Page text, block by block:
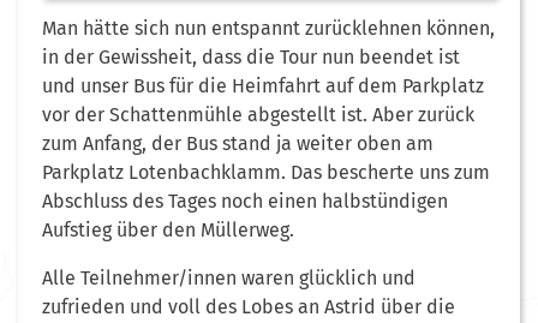
Man hätte sich nun entspannt zurücklehnen können,
in der Gewissheit, dass die Tour nun beendet ist
und unser Bus für die Heimfahrt auf dem Parkplatz
vor der Schattenmühle abgestellt ist. Aber zurück
zum Anfang, der Bus stand ja weiter oben am
Parkplatz Lotenbachklamm. Das bescherte uns zum
Abschluss des Tages noch einen halbstündigen
Aufstieg über den Müllerweg.
Alle Teilnehmer/innen waren glücklich und
zufrieden und voll des Lobes an Astrid über die